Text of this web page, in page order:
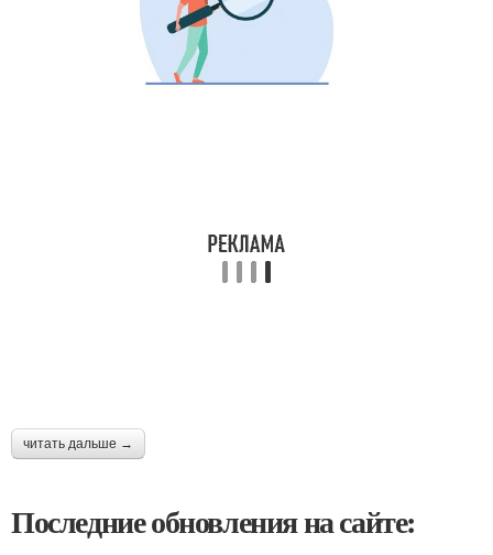
читать дальше →
Последние обновления на сайте: